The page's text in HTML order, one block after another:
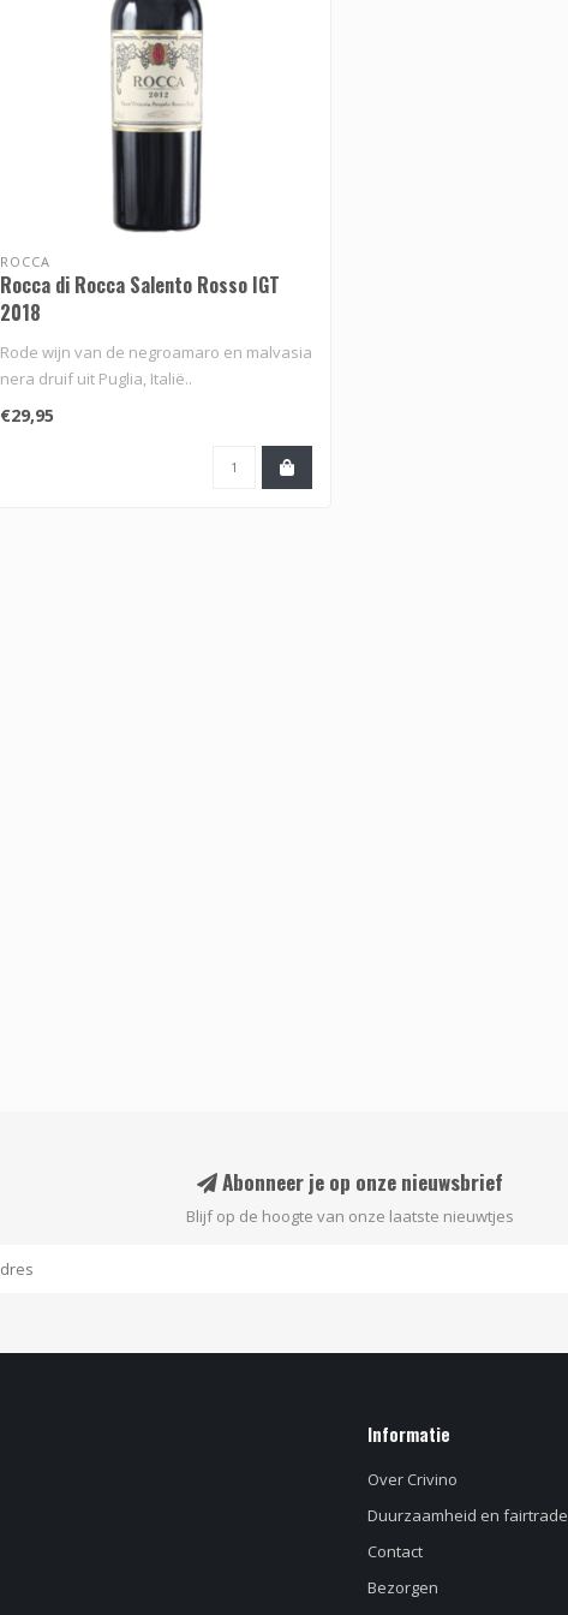
ROCCA
Rocca di Rocca Salento Rosso IGT
2018
Rode wijn van de negroamaro en malvasia
nera druif uit Puglia, Italië..
€29,95
Abonneer je op onze nieuwsbrief
Blijf op de hoogte van onze laatste nieuwtjes
Informatie
Over Crivino
Duurzaamheid en fairtrade
Contact
Bezorgen